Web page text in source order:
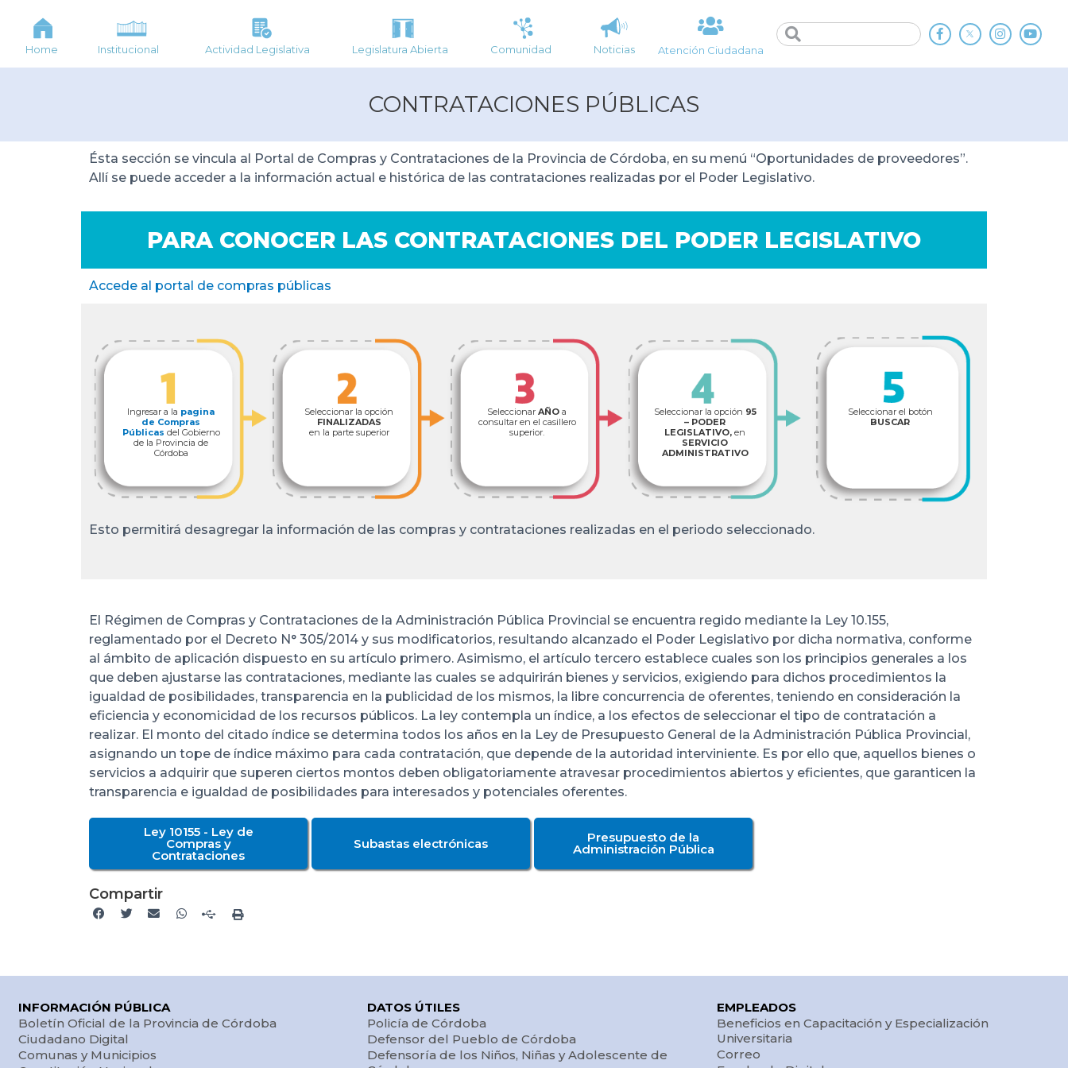
Home Institucional Actividad Legislativa Legislatura Abierta Comunidad Noticias Atención Ciudadana
CONTRATACIONES PÚBLICAS
Ésta sección se vincula al Portal de Compras y Contrataciones de la Provincia de Córdoba, en su menú “Oportunidades de proveedores”.
Allí se puede acceder a la información actual e histórica de las contrataciones realizadas por el Poder Legislativo.
PARA CONOCER LAS CONTRATACIONES DEL PODER LEGISLATIVO
Accede al portal de compras públicas
Ingresar a la pagina
de Compras
Públicas del Gobierno
de la Provincia de
Córdoba
Seleccionar la opción
FINALIZADAS
en la parte superior
Seleccionar AÑO a
consultar en el casillero
superior.
Seleccionar la opción 95
– PODER
LEGISLATIVO, en
SERVICIO
ADMINISTRATIVO
Seleccionar el botón
BUSCAR
Esto permitirá desagregar la información de las compras y contrataciones realizadas en el periodo seleccionado.
El Régimen de Compras y Contrataciones de la Administración Pública Provincial se encuentra regido mediante la Ley 10.155,
reglamentado por el Decreto N° 305/2014 y sus modificatorios, resultando alcanzado el Poder Legislativo por dicha normativa, conforme
al ámbito de aplicación dispuesto en su artículo primero. Asimismo, el artículo tercero establece cuales son los principios generales a los
que deben ajustarse las contrataciones, mediante las cuales se adquirirán bienes y servicios, exigiendo para dichos procedimientos la
igualdad de posibilidades, transparencia en la publicidad de los mismos, la libre concurrencia de oferentes, teniendo en consideración la
eficiencia y economicidad de los recursos públicos. La ley contempla un índice, a los efectos de seleccionar el tipo de contratación a
realizar. El monto del citado índice se determina todos los años en la Ley de Presupuesto General de la Administración Pública Provincial,
asignando un tope de índice máximo para cada contratación, que depende de la autoridad interviniente. Es por ello que, aquellos bienes o
servicios a adquirir que superen ciertos montos deben obligatoriamente atravesar procedimientos abiertos y eficientes, que garanticen la
transparencia e igualdad de posibilidades para interesados y potenciales oferentes.
Ley 10155 - Ley de
Compras y
Contrataciones
Subastas electrónicas Presupuesto de la
Administración Pública
Compartir
INFORMACIÓN PÚBLICA
Boletín Oficial de la Provincia de Córdoba
Ciudadano Digital
Comunas y Municipios
DATOS ÚTILES
Policía de Córdoba
Defensor del Pueblo de Córdoba
Defensoría de los Niños, Niñas y Adolescente de
EMPLEADOS
Beneficios en Capacitación y Especialización
Universitaria
Correo